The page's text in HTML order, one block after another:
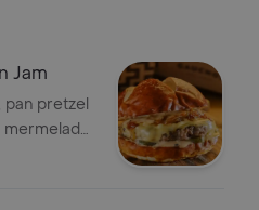
Jam
pan pretzel
pretzel.